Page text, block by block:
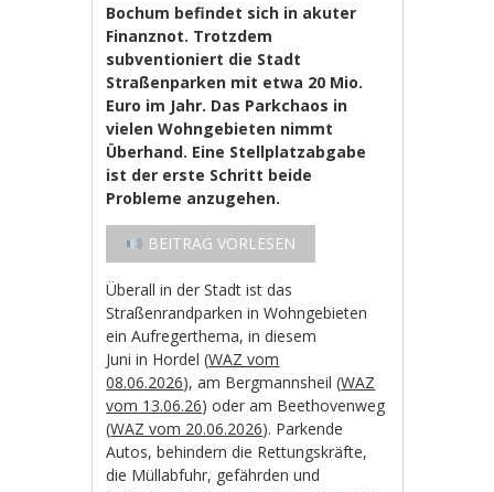
Bochum befindet sich in akuter
Finanznot. Trotzdem
subventioniert die Stadt
Straßenparken mit etwa 20 Mio.
Euro im Jahr. Das Parkchaos in
vielen Wohngebieten nimmt
Überhand. Eine Stellplatzabgabe
ist der erste Schritt beide
Probleme anzugehen.
BEITRAG VORLESEN
Überall in der Stadt ist das
Straßenrandparken in Wohngebieten
ein Aufregerthema, in diesem
Juni in Hordel (WAZ vom
08.06.2026), am Bergmannsheil (WAZ
vom 13.06.26) oder am Beethovenweg
(WAZ vom 20.06.2026). Parkende
Autos, behindern die Rettungskräfte,
die Müllabfuhr, gefährden und